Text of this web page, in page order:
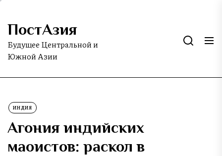
Skip
the
content
ПостАзия
Будущее Центральной и
Южной Азии
ИНДИЯ
Агония индийских
маоистов: раскол в